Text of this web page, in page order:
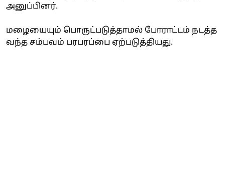
அனுப்பினர்.
மழையையும் பொருட்படுத்தாமல் போராட்டம் நடத்த
வந்த சம்பவம் பரபரப்பை ஏற்படுத்தியது.